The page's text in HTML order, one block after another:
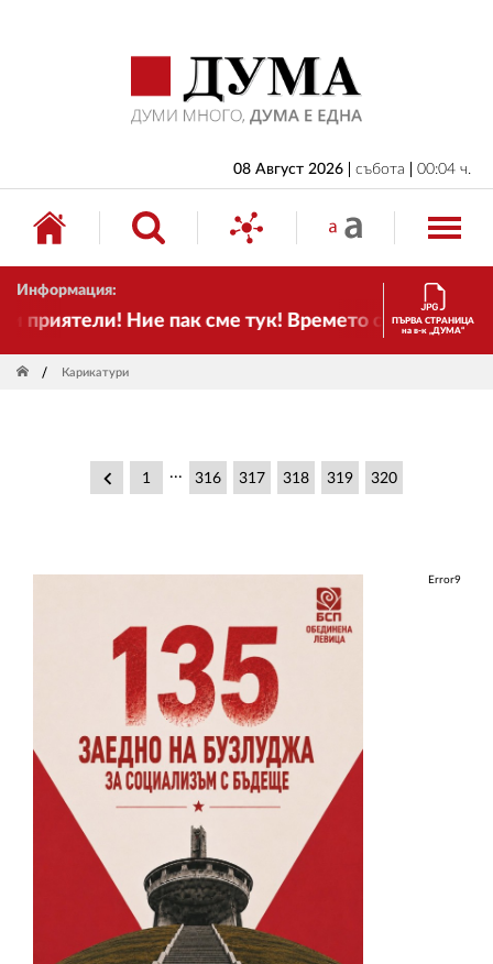
08 Август 2026 събота 00:04 ч.
Информация:
приятели! Ние пак сме тук! Времето се променя
ПЪРВА СТРАНИЦА
на в-к „ДУМА“
Карикатури
keyboard_arrow_left 1 ... 316 317 318 319 320
Error9
БЪЛГАРИЯ
ИКОНОМИКА
ИЗБОРИ
СВЯТ
ДРУГИ
РЕДАКЦИЯ
КОНТАКТИ
РЕКЛАМА
АБОНАМЕНТ
УСЛОВИЯ ЗА ПОЛЗВАНЕ
ПОЛИТИКА ЗА БИСКВИТКИТЕ
ПОЛИТИКАТА ЗА
ПОВЕРИТЕЛНОСТ